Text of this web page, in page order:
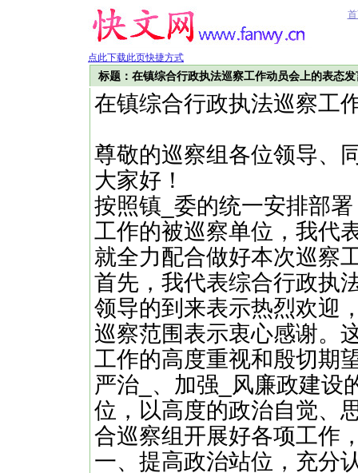
点此下载此页快捷方式
标题：在镇综合行政执法巡察工作动员会上的表态发
在镇综合行政执法巡察工
尊敬的巡察组各位领导、
大家好！
按照镇_委的统一安排部
工作的被巡察单位，我代
就全力配合做好本次巡察
首先，我代表综合行政执
领导的到来表示热烈欢迎
巡察范围表示衷心感谢。
工作的高度重视和殷切期
严治_、加强_风廉政建设
位，以高度的政治自觉、
合巡察组开展好各项工作
一、提高政治站位，充分